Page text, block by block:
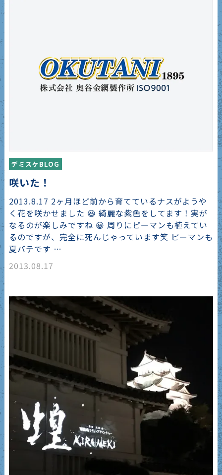
デミスケBLOG
咲いた！
2013.8.17 2ヶ月ほど前から育てているナスがようや
く花を咲かせました 😆 綺麗な紫色をしてます！実が
なるのが楽しみですね 😀 周りにピーマンも植えてい
るのですが、完全に死んじゃっています笑 ピーマンも
夏バテです …
2013.08.17